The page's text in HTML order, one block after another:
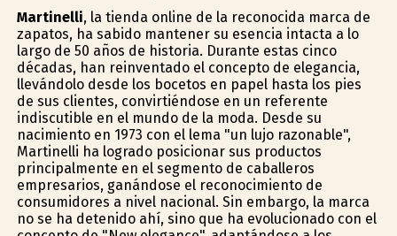
Martinelli, la tienda online de la reconocida marca de
zapatos, ha sabido mantener su esencia intacta a lo
largo de 50 años de historia. Durante estas cinco
décadas, han reinventado el concepto de elegancia,
llevándolo desde los bocetos en papel hasta los pies
de sus clientes, convirtiéndose en un referente
indiscutible en el mundo de la moda. Desde su
nacimiento en 1973 con el lema "un lujo razonable",
Martinelli ha logrado posicionar sus productos
principalmente en el segmento de caballeros
empresarios, ganándose el reconocimiento de
consumidores a nivel nacional. Sin embargo, la marca
no se ha detenido ahí, sino que ha evolucionado con el